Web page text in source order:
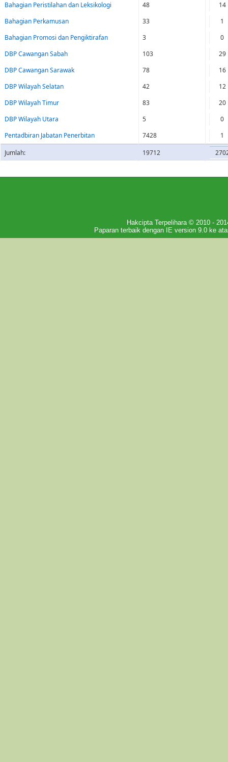
Jumlah: 19712
Bahagian Peristilahan dan Leksikologi
48
14
Bahagian Perkamusan
33
1
Bahagian Promosi dan Pengiktirafan
3
0
DBP Cawangan Sabah
103
29
DBP Cawangan Sarawak
78
16
DBP Wilayah Selatan
42
12
DBP Wilayah Timur
83
20
DBP Wilayah Utara
5
0
Pentadbiran Jabatan Penerbitan
7428 1
Hakcipta Terpelihara © 2010 -
Paparan terbaik dengan IE version 9.0 ke